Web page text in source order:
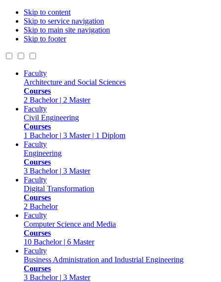
Skip to content
Skip to service navigation
Skip to main site navigation
Skip to footer
Faculty
Architecture and Social Sciences
Courses
2 Bachelor | 2 Master
Faculty
Civil Engineering
Courses
1 Bachelor | 3 Master | 1 Diplom
Faculty
Engineering
Courses
3 Bachelor | 3 Master
Faculty
Digital Transformation
Courses
2 Bachelor
Faculty
Computer Science and Media
Courses
10 Bachelor | 6 Master
Faculty
Business Administration and Industrial Engineering
Courses
3 Bachelor | 3 Master